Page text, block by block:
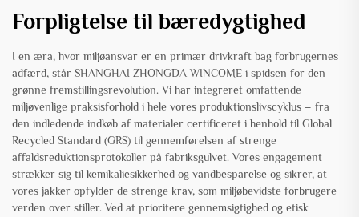
Forpligtelse til bæredygtighed
I en æra, hvor miljøansvar er en primær drivkraft bag forbrugernes
adfærd, står SHANGHAI ZHONGDA WINCOME i spidsen for den
grønne fremstillingsrevolution. Vi har integreret omfattende
miljøvenlige praksisforhold i hele vores produktionslivscyklus – fra
den indledende indkøb af materialer certificeret i henhold til Global
Recycled Standard (GRS) til gennemførelsen af strenge
affaldsreduktionsprotokoller på fabriksgulvet. Vores engagement
strækker sig til kemikaliesikkerhed og vandbesparelse og sikrer, at
vores jakker opfylder de strenge krav, som miljøbevidste forbrugere
verden over stiller. Ved at prioritere gennemsigtighed og etisk